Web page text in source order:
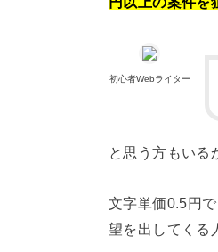
初心者Webライター
と思う方もいる
文字単価0.5円
望を出してくる